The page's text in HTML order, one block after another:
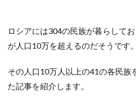
c
e
b
i
t
t
t
e
n
n
e
ロシアには304の民族が暮らして
が人口10万を超えるのだそうです。
その人口10万人以上の41の各民族
た記事を紹介します。